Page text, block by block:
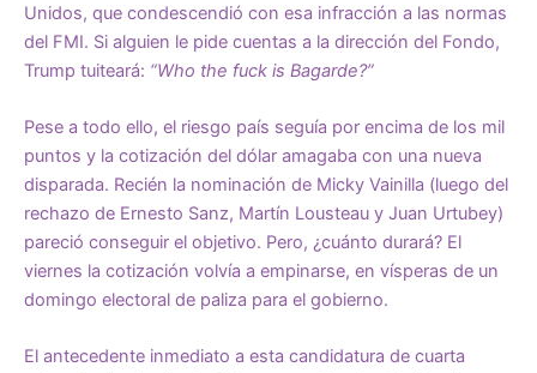
Unidos, que condescendió con esa infracción a las normas
del FMI. Si alguien le pide cuentas a la dirección del Fondo,
Trump tuiteará: “Who the fuck is Bagarde?”
Pese a todo ello, el riesgo país seguía por encima de los mil
puntos y la cotización del dólar amagaba con una nueva
disparada. Recién la nominación de Micky Vainilla (luego del
rechazo de Ernesto Sanz, Martín Lousteau y Juan Urtubey)
pareció conseguir el objetivo. Pero, ¿cuánto durará? El
viernes la cotización volvía a empinarse, en vísperas de un
domingo electoral de paliza para el gobierno.
El antecedente inmediato a esta candidatura de cuarta